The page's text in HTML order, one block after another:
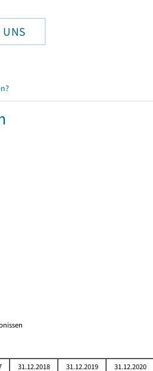
UNS
31.12.2018 31.12.2019 31.12.2020